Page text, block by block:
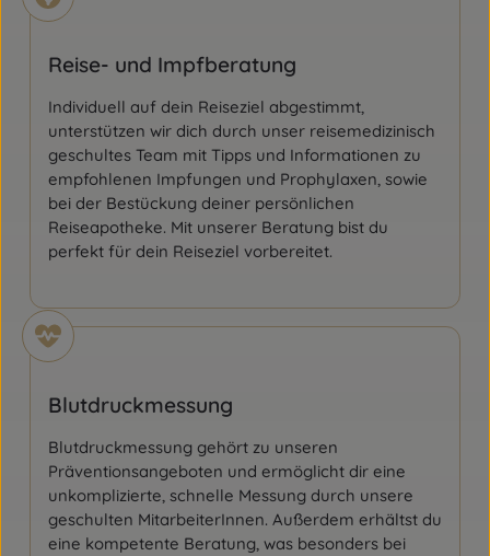
Reise- und Impfberatung
Individuell auf dein Reiseziel abgestimmt,
unterstützen wir dich durch unser reisemedizinisch
geschultes Team mit Tipps und Informationen zu
empfohlenen Impfungen und Prophylaxen, sowie
bei der Bestückung deiner persönlichen
Reiseapotheke. Mit unserer Beratung bist du
perfekt für dein Reiseziel vorbereitet.
Blutdruckmessung
Blutdruckmessung gehört zu unseren
Präventionsangeboten und ermöglicht dir eine
unkomplizierte, schnelle Messung durch unsere
geschulten MitarbeiterInnen. Außerdem erhältst du
eine kompetente Beratung, was besonders bei